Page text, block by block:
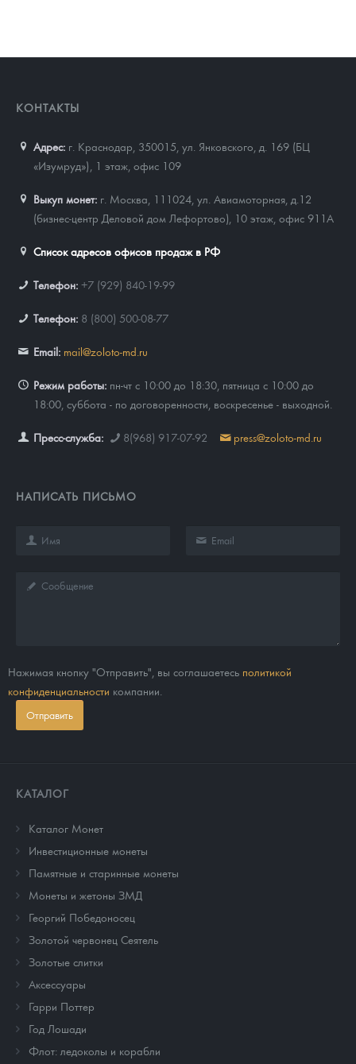
КОНТАКТЫ
Адрес: г. Краснодар, 350015 ул. Янковского, д. 169 (БЦ
«Изумруд»), 1 этаж, офис 109
Выкуп монет: г. Москва, 111024, ул. Авиамоторная, д.12
(бизнес-центр Деловой дом Лефортово), 10 этаж, офис 911А
Список адресов офисов продаж в РФ
Телефон: +7 (929) 840-19-99
Телефон: 8 (800) 500-08-77
Email: mail@zoloto-md.ru
Режим работы: пн-чт с 10:00 до 18:30, пятница с 10:00 до
18:00, суббота - по договоренности, воскресенье - выходной.
Пресс-служба: 8(968) 917-07-92 press@zoloto-md.ru
НАПИСАТЬ ПИСЬМО
Нажимая кнопку "Отправить", вы соглашаетесь политикой
конфиденциальности компании.
Отправить
КАТАЛОГ
Каталог Монет
Инвестиционные монеты
Памятные и старинные монеты
Монеты и жетоны ЗМД
Георгий Победоносец
Золотой червонец Сеятель
Золотые слитки
Аксессуары
Гарри Поттер
Год Лошади
Флот: ледоколы и корабли